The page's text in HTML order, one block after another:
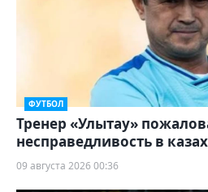
ФУТБОЛ
Тренер «Улытау»
несправедливость в
09 августа 2026 00:36